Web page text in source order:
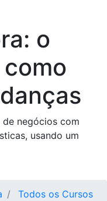
o
Todos os Cursos